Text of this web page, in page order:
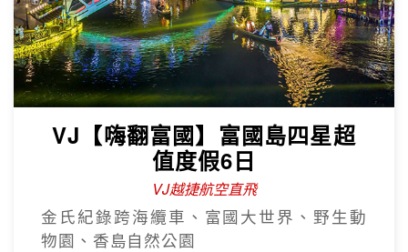
VJ【嗨翻富國】富國島四星超
值度假6日
VJ越捷航空直飛
金氏紀錄跨海纜車、富國大世界、野生動
物園、香島自然公園